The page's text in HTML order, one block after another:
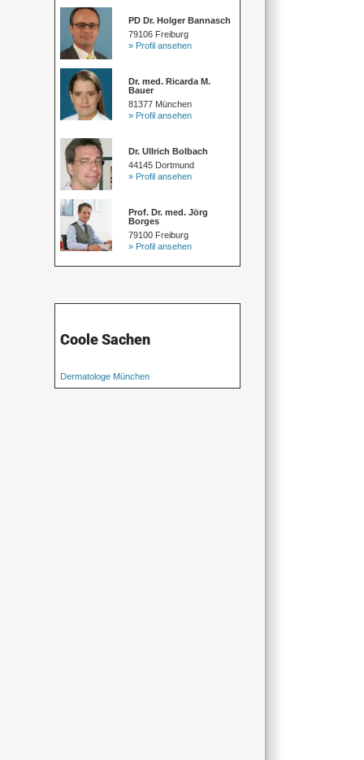
PD Dr. Holger Bannasch
79106 Freiburg
» Profil ansehen
Dr. med. Ricarda M.
Bauer
81377 München
» Profil ansehen
Dr. Ullrich Bolbach
44145 Dortmund
» Profil ansehen
Prof. Dr. med. Jörg
Borges
79100 Freiburg
» Profil ansehen
Coole Sachen
Dermatologe München